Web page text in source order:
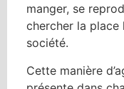
manger, se
chercher la place
société.
Cette manière